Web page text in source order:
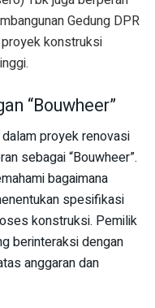
Gedung DPR
konstruksi
“Bouwheer”
proyek renovasi
sebagai “Bouwheer”.
bagaimana
spesifikasi
konstruksi. Pemilik
berinteraksi dengan
anggaran dan